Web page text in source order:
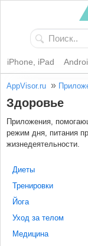
iPhone, iPad
AppVisor.ru »
Здоровье
Приложения,
режим дня, питания
жизнедеятельности.
Диеты
Тренировки
Йога
Уход за телом
Медицина